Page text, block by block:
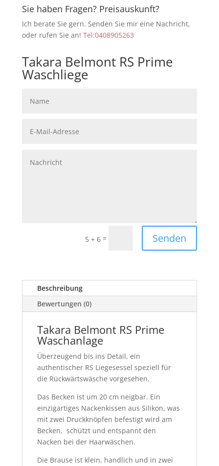
Sie haben Fragen? Preisauskunft?
Ich berate Sie gern. Senden Sie mir eine Nachricht,
oder rufen Sie an! Tel:0408905263
Takara Belmont RS Prime
Waschliege
5 + 6 = Senden
Beschreibung
Bewertungen (0)
Takara Belmont RS Prime
Waschanlage
Überzeugend bis ins Detail, ein
authentischer RS Liegesessel speziell für
die Rückwärtswäsche vorgesehen.
Das Becken ist um 20 cm neigbar. Ein
einzigartiges Nackenkissen aus Silikon, was
mit zwei Druckknöpfen befestigt wird am
Becken, schützt und entspannt den
Nacken bei der Haarwäschen.
Die Brause ist klein, handlich und in zwei